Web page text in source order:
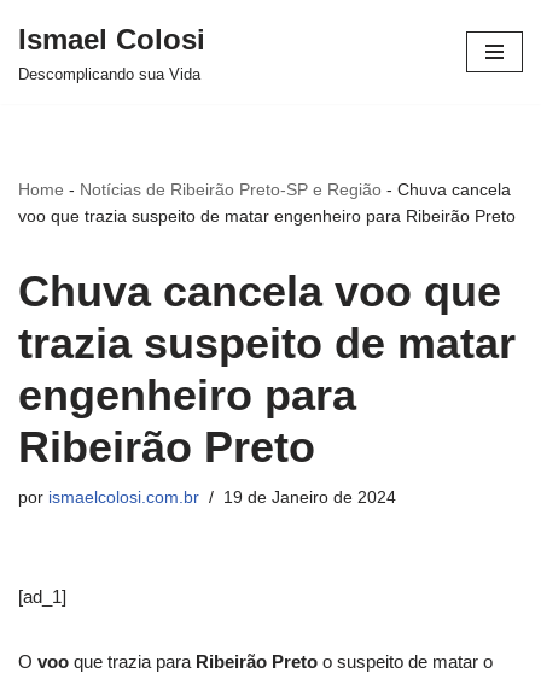
Avançar
Ismael Colosi
Descomplicando sua Vida
Home - Notícias de Ribeirão Preto-SP e Região - Chuva cancela
voo que trazia suspeito de matar engenheiro para Ribeirão Preto
Chuva cancela voo que
trazia suspeito de matar
engenheiro para
Ribeirão Preto
por ismaelcolosi.com.br 19 de Janeiro de 2024
[ad_1]
O voo que trazia para Ribeirão Preto o suspeito de matar o